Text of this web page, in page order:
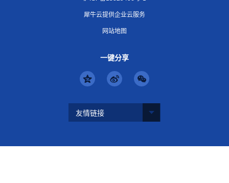
犀牛云提供企业云服务
网站地图
一键分享
友情链接